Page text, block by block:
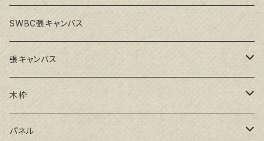
SWBC張キャンバス
張キャンバス
GAERA F(中細目)
GAERA BA(中荒目)
木枠
ルーブル米杉木枠
パネル